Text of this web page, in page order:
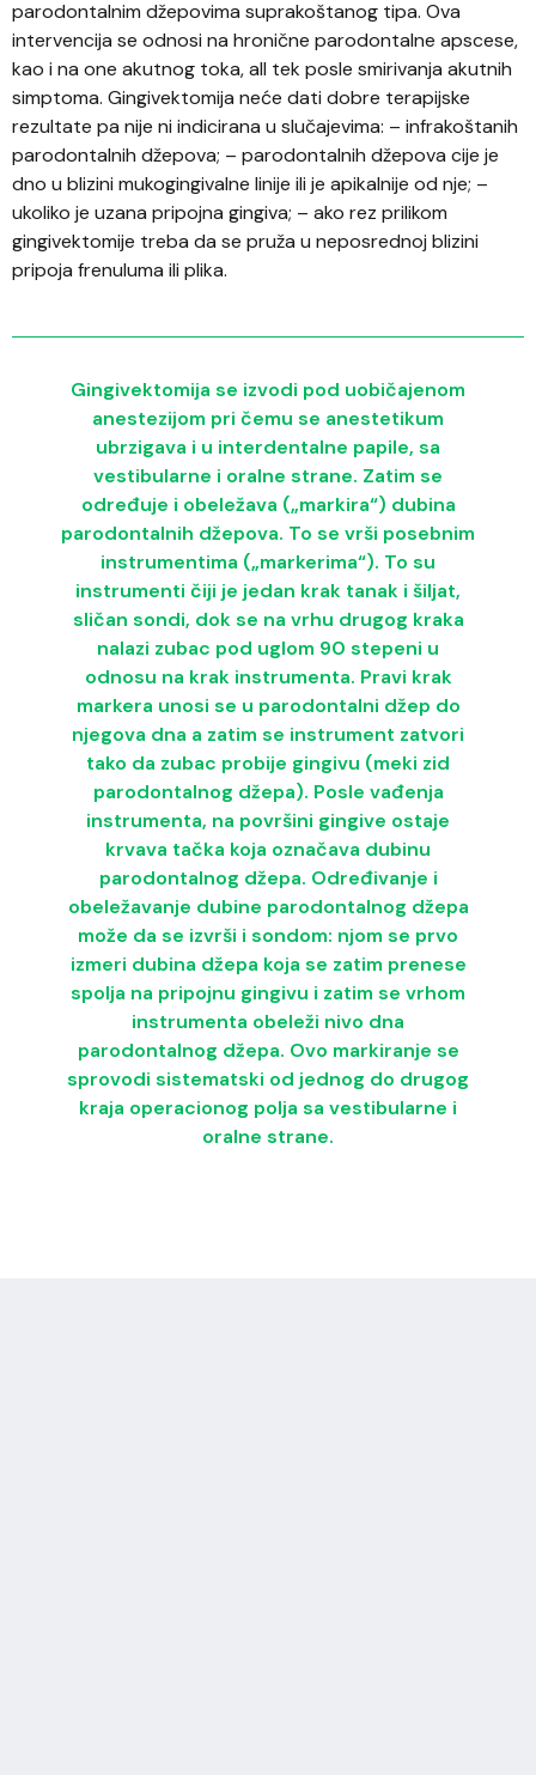
parodontalnim džepovima suprakoštanog tipa. Ova
intervencija se odnosi na hronične parodontalne apscese,
kao i na one akutnog toka, all tek posle smirivanja akutnih
simptoma. Gingivektomija neće dati dobre terapijske
rezultate pa nije ni indicirana u slučajevima: – infrakoštanih
parodontalnih džepova; – parodontalnih džepova cije je
dno u blizini mukogingivalne linije ili je apikalnije od nje; –
ukoliko je uzana pripojna gingiva; – ako rez prilikom
gingivektomije treba da se pruža u neposrednoj blizini
pripoja frenuluma ili plika.
Gingivektomija se izvodi pod uobičajenom
anestezijom pri čemu se anestetikum
ubrzigava i u interdentalne papile, sa
vestibularne i oralne strane. Zatim se
određuje i obeležava („markira“) dubina
parodontalnih džepova. To se vrši posebnim
instrumentima („markerima“). To su
instrumenti čiji je jedan krak tanak i šiljat,
sličan sondi, dok se na vrhu drugog kraka
nalazi zubac pod uglom 90 stepeni u
odnosu na krak instrumenta. Pravi krak
markera unosi se u parodontalni džep do
njegova dna a zatim se instrument zatvori
tako da zubac probije gingivu (meki zid
parodontalnog džepa). Posle vađenja
instrumenta, na površini gingive ostaje
krvava tačka koja označava dubinu
parodontalnog džepa. Određivanje i
obeležavanje dubine parodontalnog džepa
može da se izvrši i sondom: njom se prvo
izmeri dubina džepa koja se zatim prenese
spolja na pripojnu gingivu i zatim se vrhom
instrumenta obeleži nivo dna
parodontalnog džepa. Ovo markiranje se
sprovodi sistematski od jednog do drugog
kraja operacionog polja sa vestibularne i
oralne strane.